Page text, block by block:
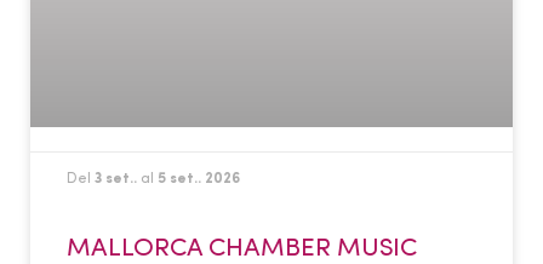
Del 3 set.. al 5 set.. 2026
MALLORCA CHAMBER MUSIC